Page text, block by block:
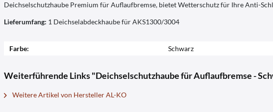
Deichselschutzhaube Premium für Auflaufbremse, bietet Wetterschutz für Ihre Anti-
Lieferumfang: 1 Deichselabdeckhaube für AKS1300/3004
Farbe: Schwarz
Weiterführende Links "Deichselschutzhaube für Auflaufbremse -
Weitere Artikel von Hersteller AL-KO